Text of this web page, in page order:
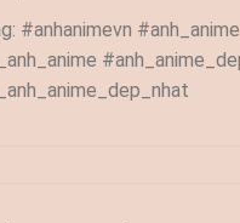
#anhanimevn #anh_anime